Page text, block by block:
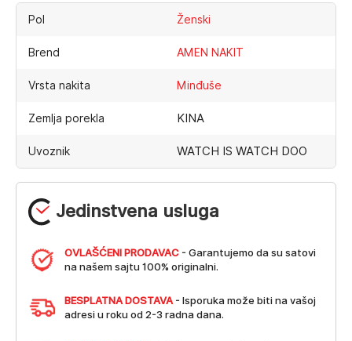
Jedinstvena usluga
OVLAŠĆENI PRODAVAC - Garantujemo da su satovi
na našem sajtu 100% originalni.
BESPLATNA DOSTAVA - Isporuka može biti na vašoj
adresi u roku od 2-3 radna dana.
Pol Ženski
Brend AMEN NAKIT
Vrsta nakita Minđuše
Zemlja porekla KINA
Uvoznik WATCH IS WATCH DOO